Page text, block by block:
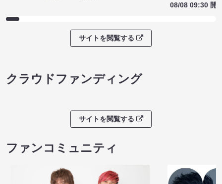
08/08 09:30 開
サイトを閲覧する
クラウドファンディング
サイトを閲覧する
ファンコミュニティ